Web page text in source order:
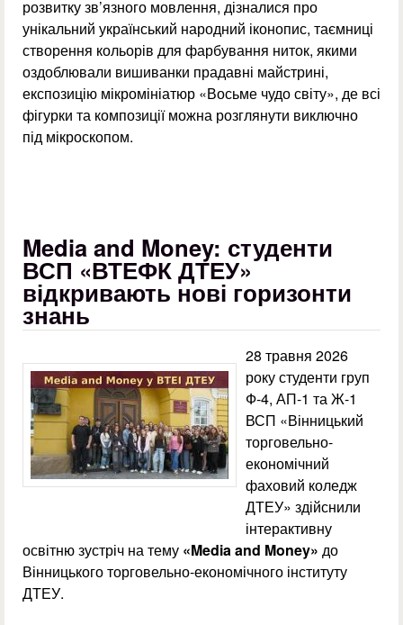
розвитку зв’язного мовлення, дізналися про
унікальний український народний іконопис, таємниці
створення кольорів для фарбування ниток, якими
оздоблювали вишиванки прадавні майстрині,
експозицію мікромініатюр «Восьме чудо світу», де всі
фігурки та композиції можна розглянути виключно
під мікроскопом.
Media and Money: студенти
ВСП «ВТЕФК ДТЕУ»
відкривають нові горизонти
знань
28 травня 2026
року студенти груп
Ф-4, АП-1 та Ж-1
ВСП «Вінницький
торговельно-
економічний
фаховий коледж
ДТЕУ» здійснили
інтерактивну
освітню зустріч на тему «Media and Money» до
Вінницького торговельно-економічного інституту
ДТЕУ.